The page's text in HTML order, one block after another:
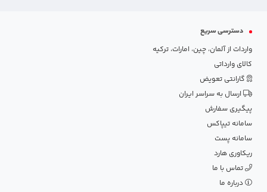
دسترسی سریع
واردات از آلمان، چین، امارات، ترکیه
کالای وارداتی
گارانتی تعویض
ارسال به سراسر ایران
پیگیری سفارش
سامانه تیپاکس
سامانه پست
ریکاوری هارد
تماس با ما
درباره ما